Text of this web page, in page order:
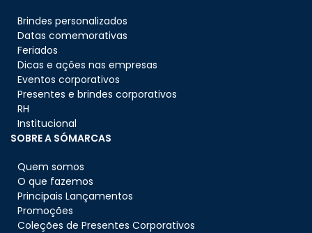
Brindes personalizados
Datas comemorativas
Feriados
Dicas e ações nas empresas
Eventos corporativos
Presentes e brindes corporativos
RH
Institucional
SOBRE A SÓMARCAS
Quem somos
O que fazemos
Principais Lançamentos
Promoções
Coleções de Presentes Corporativos